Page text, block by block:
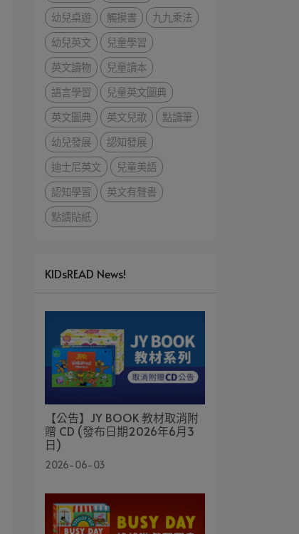
幼兒桌遊
觸摸書
九九乘法
幼兒英文
兒童學習
英文讀物
兒童讀本
語言學習
兒童英文圖典
英文圖典
英文兒歌
點讀筆
幼兒發展
認知發展
迪士尼英文
兒童美語
認知學習
英文有聲書
點讀貼紙
KIDsREAD News!
【公告】JY BOOK 教材取消附
贈 CD (發布日期2026年6月3
日)
2026-06-03